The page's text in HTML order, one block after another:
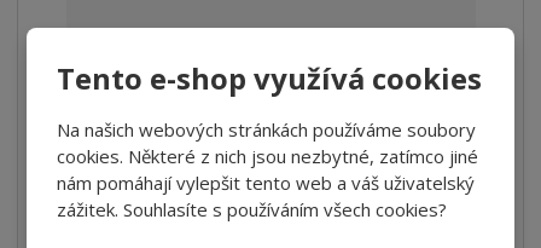
Tento e-shop využívá cookies
Na našich webových stránkách používáme soubory
cookies. Některé z nich jsou nezbytné, zatímco jiné
nám pomáhají vylepšit tento web a váš uživatelský
zážitek. Souhlasíte s používáním všech cookies?
4 179 Kč
3 453,72 Kč bez DPH